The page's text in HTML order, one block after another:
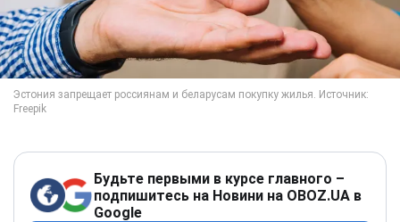
Будьте первыми в курсе главного –
подпишитесь на Новини на OBOZ.UA в
Google